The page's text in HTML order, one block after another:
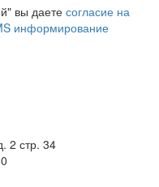
вы даете согласие на
информирование
2 стр. 34